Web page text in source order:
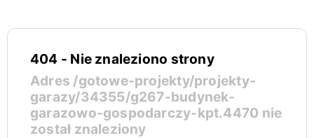
404 - Nie znaleziono strony
Adres /gotowe-projekty/projekty-
garazy/34355/g267-budynek-
garazowo-gospodarczy-kpt.4470 nie
został znaleziony